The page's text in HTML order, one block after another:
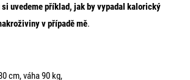
uvedeme příklad, jak by vypadal kalorický
v případě mě.
cm, váha 90 kg,